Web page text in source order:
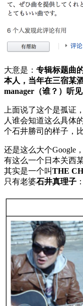
大意是： 专辑标题曲
本人，当年在三宿某
manager（谁？）听
上面说了这个是孤证
人谁会知道这么具体
个石井勝司的样子，
还是这么大个Google
有这么一个日本关西
其实是一个叫THE
只有老婆石井真理子 ：